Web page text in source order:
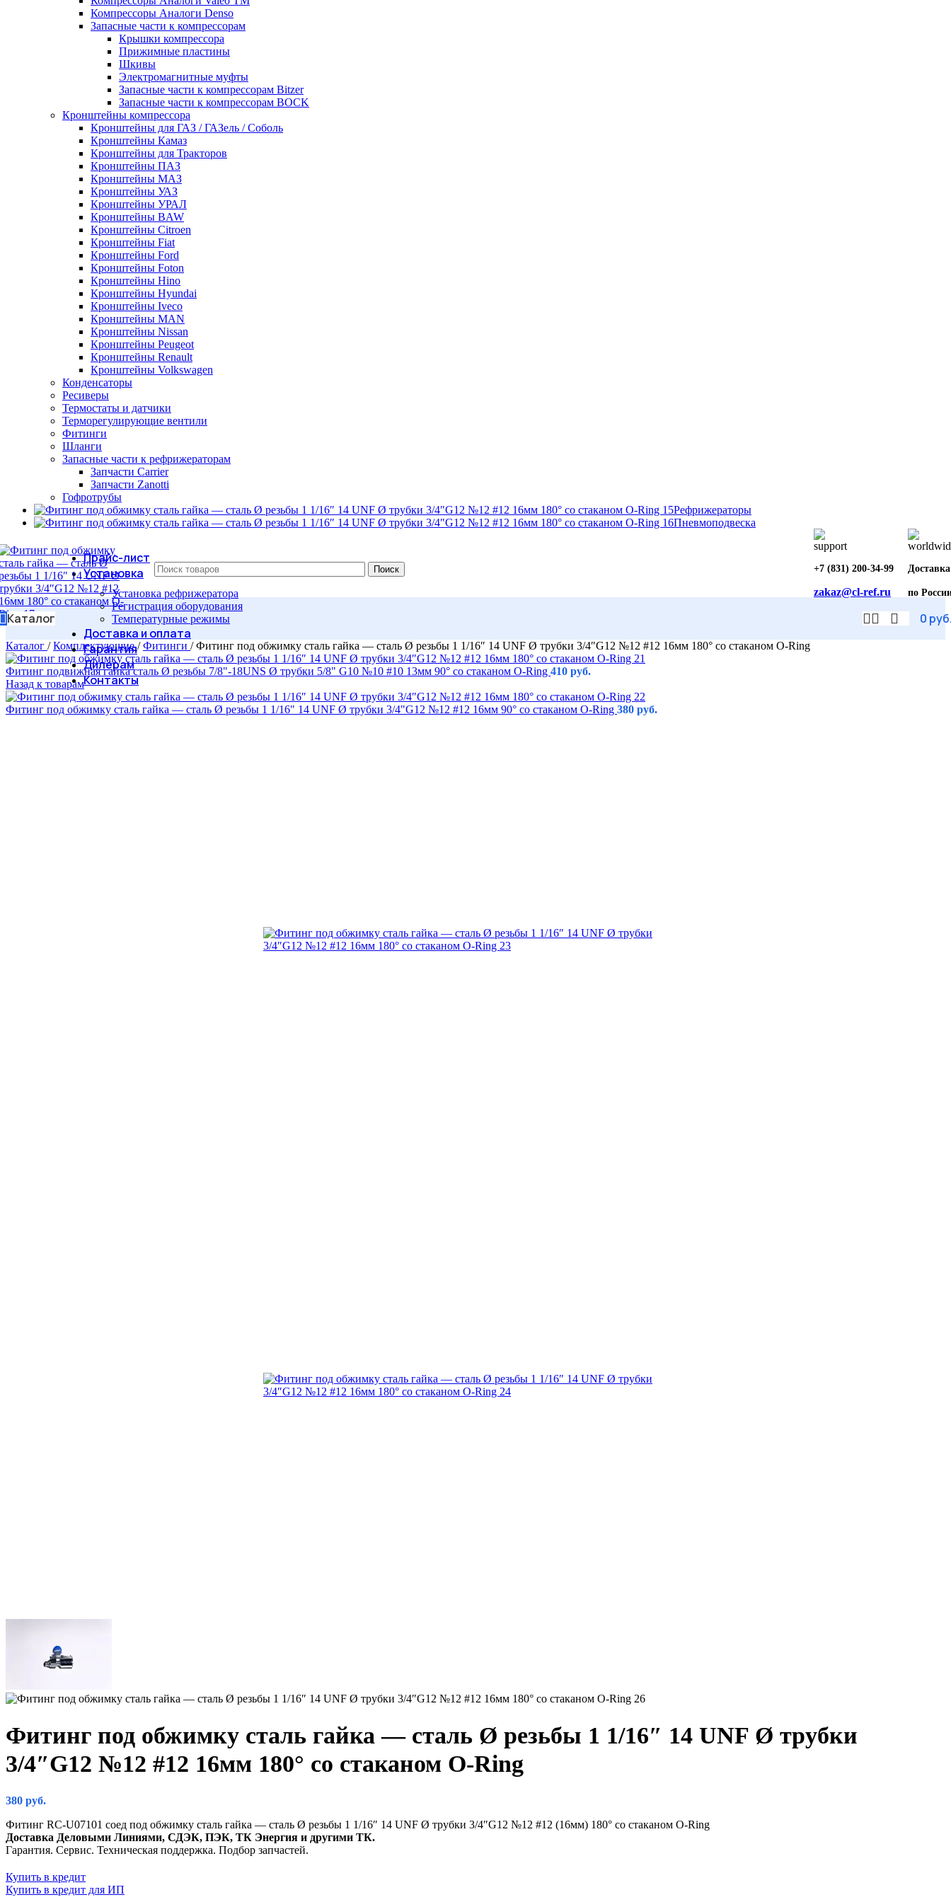
Компрессоры Аналоги Denso
Запасные части к компрессорам
Крышки компрессора
Прижимные пластины
Шкивы
Электромагнитные муфты
Запасные части к компрессорам Bitzer
Запасные части к компрессорам BOCK
Кронштейны компрессора
Кронштейны для ГАЗ / ГАЗель / Соболь
Кронштейны Камаз
Кронштейны для Тракторов
Кронштейны ПАЗ
Кронштейны МАЗ
Кронштейны УАЗ
Кронштейны УРАЛ
Кронштейны BAW
Кронштейны Citroen
Кронштейны Fiat
Кронштейны Ford
Кронштейны Foton
Кронштейны Hino
Кронштейны Hyundai
Кронштейны Iveco
Кронштейны MAN
Кронштейны Nissan
Кронштейны Peugeot
Кронштейны Renault
Кронштейны Volkswagen
Конденсаторы
Ресиверы
Термостаты и датчики
Терморегулирующие вентили
Фитинги
Шланги
Запасные части к рефрижераторам
Запчасти Carrier
Запчасти Zanotti
Гофротрубы
Рефрижераторы
Пневмоподвеска
Поиск +7 (831) 200-34-99
zakaz@cl-ref.ru
Доставка
по
Каталог
Прайс-лист
Установка
Установка рефрижератора
Регистрация оборудования
Температурные режимы
Доставка и оплата
Гарантия
Дилерам
Контакты
0
Каталог / Комплектующие/ Фитинги / Фитинг под обжимку сталь гайка — сталь Ø резьбы 1 1/16″ 14 UNF Ø трубки 3/4″G12 №12 #12 16мм 180° со стаканом O-Ring
Фитинг подвижная гайка сталь Ø резьбы 7/8"-18UNS Ø трубки 5/8" G10 №10 #10 13мм 90° со стаканом O-Ring 410 руб.
Назад к товарам
Фитинг под обжимку сталь гайка — сталь Ø резьбы 1 1/16" 14 UNF Ø трубки 3/4"G12 №12 #12 16мм 90° со стаканом O-Ring 380 руб.
Фитинг под обжимку сталь гайка — сталь Ø резьбы 1 1/16″ 14 UNF Ø трубки
3/4″G12 №12 #12 16мм 180° со стаканом O-Ring
380 руб.
Фитинг RC-U07101 соед под обжимку сталь гайка — сталь Ø резьбы 1 1/16″ 14 UNF Ø трубки 3/4″G12 №12 #12 (16мм) 180° со стаканом O-Ring
Доставка Деловыми Линиями, СДЭК, ПЭК, ТК Энергия и другими ТК.
Гарантия. Сервис. Техническая поддержка. Подбор запчастей.
Купить в кредит
Купить в кредит для ИП